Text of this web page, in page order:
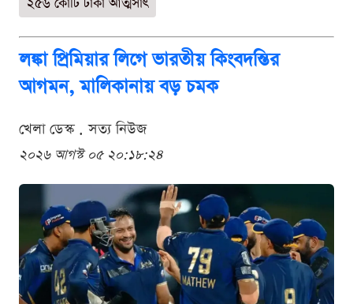
লঙ্কা প্রিমিয়ার লিগে ভারতীয় কিংবদন্তির
আগমন, মালিকানায় বড় চমক
খেলা ডেস্ক . সত্য নিউজ
২০২৬ আগস্ট ০৫ ২০:১৮:২৪